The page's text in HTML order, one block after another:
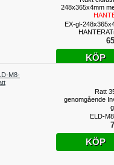
248x365x4mm
EX-gl-
KÖP
Ratt
genomgående
ELD-
KÖP